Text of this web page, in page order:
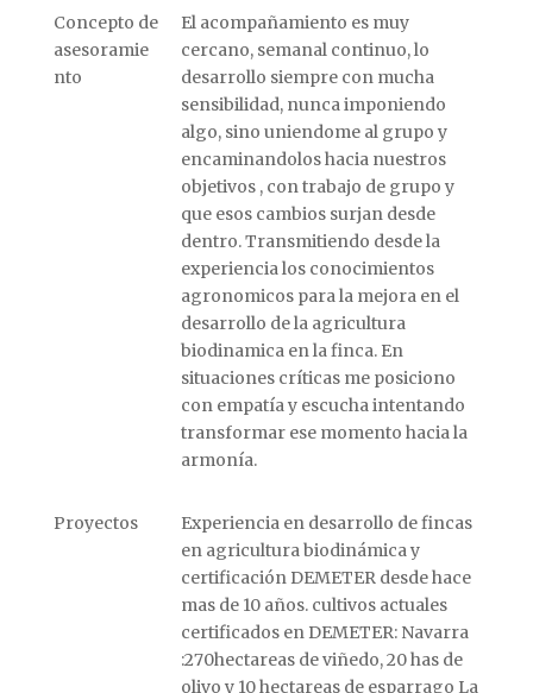
Concepto de
asesoramie
nto
El acompañamiento es muy
cercano, semanal continuo, lo
desarrollo siempre con mucha
sensibilidad, nunca imponiendo
algo, sino uniendome al grupo y
encaminandolos hacia nuestros
objetivos , con trabajo de grupo y
que esos cambios surjan desde
dentro. Transmitiendo desde la
experiencia los conocimientos
agronomicos para la mejora en el
desarrollo de la agricultura
biodinamica en la finca. En
situaciones críticas me posiciono
con empatía y escucha intentando
transformar ese momento hacia la
armonía.
Proyectos
Experiencia en desarrollo de fincas
en agricultura biodinámica y
certificación DEMETER desde hace
mas de 10 años. cultivos actuales
certificados en DEMETER: Navarra
:270hectareas de viñedo, 20 has de
olivo y 10 hectareas de esparrago La